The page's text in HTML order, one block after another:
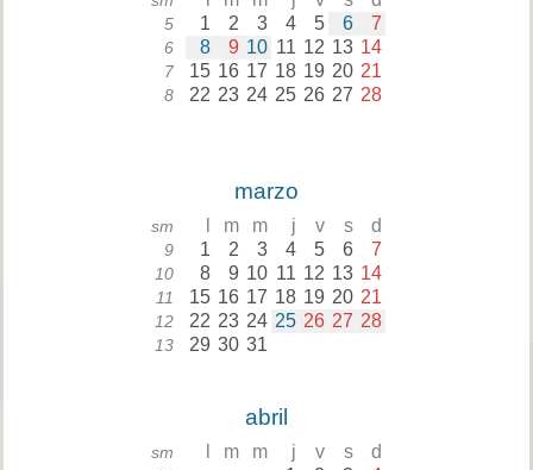
5 1 2 3 4 5 6 7
6 8 9 10 11 12 13 14
7 15 16 17 18 19 20 21
8 22 23 24 25 26 27 28
marzo
sm m m j v s d
9 1 2 3 4 5 6 7
10 8 9 10 11 12 13 14
11 15 16 17 18 19 20 21
12 22 23 24 25 26 27 28
13 29 30 31
abril
sm m m j v s d